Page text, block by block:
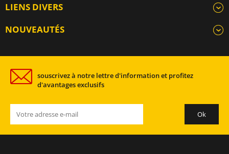
LIENS DIVERS
NOUVEAUTÉS
souscrivez à notre lettre d'information et profitez
d'avantages exclusifs